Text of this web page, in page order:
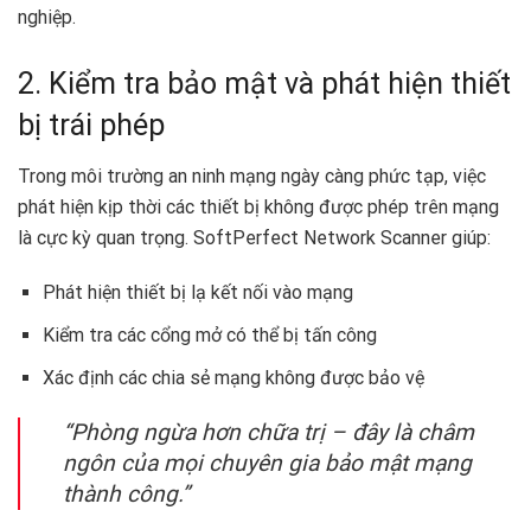
nghiệp.
2. Kiểm tra bảo mật và phát hiện thiết
bị trái phép
Trong môi trường an ninh mạng ngày càng phức tạp, việc
phát hiện kịp thời các thiết bị không được phép trên mạng
là cực kỳ quan trọng. SoftPerfect Network Scanner giúp:
Phát hiện thiết bị lạ kết nối vào mạng
Kiểm tra các cổng mở có thể bị tấn công
Xác định các chia sẻ mạng không được bảo vệ
“Phòng ngừa hơn chữa trị – đây là châm
ngôn của mọi chuyên gia bảo mật mạng
thành công.”